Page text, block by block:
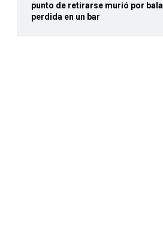
punto de retirarse murió por bala
perdida en un bar